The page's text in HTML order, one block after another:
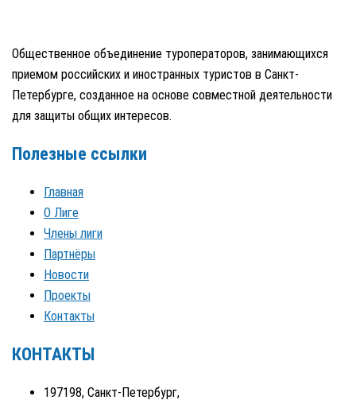
Общественное объединение туроператоров, занимающихся
приемом российских и иностранных туристов в Санкт-
Петербурге, созданное на основе совместной деятельности
для защиты общих интересов.
Полезные ссылки
Главная
О Лиге
Члены лиги
Партнёры
Новости
Проекты
Контакты
КОНТАКТЫ
197198, Санкт-Петербург,